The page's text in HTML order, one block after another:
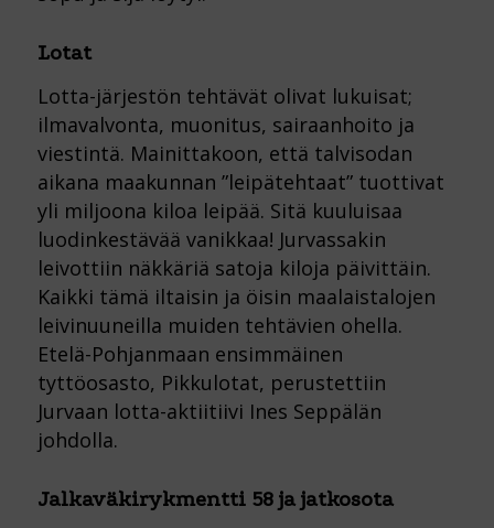
Lotat
Lotta-järjestön tehtävät olivat lukuisat;
ilmavalvonta, muonitus, sairaanhoito ja
viestintä. Mainittakoon, että talvisodan
aikana maakunnan ”leipätehtaat” tuottivat
yli miljoona kiloa leipää. Sitä kuuluisaa
luodinkestävää vanikkaa! Jurvassakin
leivottiin näkkäriä satoja kiloja päivittäin.
Kaikki tämä iltaisin ja öisin maalaistalojen
leivinuuneilla muiden tehtävien ohella.
Etelä-Pohjanmaan ensimmäinen
tyttöosasto, Pikkulotat, perustettiin
Jurvaan lotta-aktiitiivi Ines Seppälän
johdolla.
Jalkaväkirykmentti 58 ja jatkosota